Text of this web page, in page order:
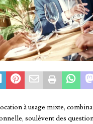
à usage mixte,
soulèvent des